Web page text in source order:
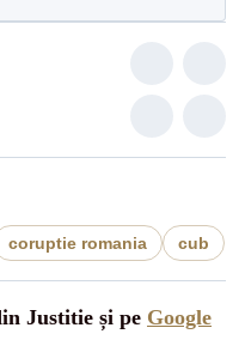
coruptie romania cub
Justitie și pe Google